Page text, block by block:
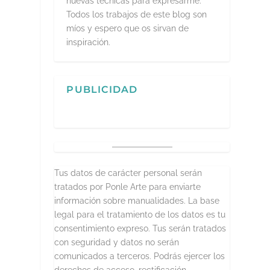
Todos los trabajos de este blog son
míos y espero que os sirvan de
inspiración.
PUBLICIDAD
Tus datos de carácter personal serán
tratados por Ponle Arte para enviarte
información sobre manualidades. La base
legal para el tratamiento de los datos es tu
consentimiento expreso. Tus serán tratados
con seguridad y datos no serán
comunicados a terceros. Podrás ejercer los